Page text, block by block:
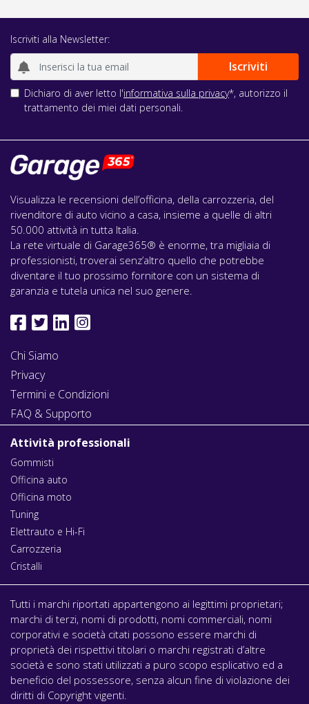
Iscriviti alla Newsletter:
Dichiaro di aver letto l'informativa sulla privacy*, autorizzo il
trattamento dei miei dati personali.
Visualizza le recensioni dell’officina, della carrozzeria, del
rivenditore di auto vicino a casa, insieme a quelle di altri
50.000 attività in tutta Italia.
La rete virtuale di Garage365® è enorme, tra migliaia di
professionisti, troverai senz’altro quello che potrebbe
diventare il tuo prossimo fornitore con un sistema di
garanzia e tutela unica nel suo genere.
Chi Siamo
Privacy
Termini e Condizioni
FAQ & Supporto
Attività professionali
Gommisti
Officina auto
Officina moto
Tuning
Elettrauto e Hi-Fi
Carrozzeria
Cristalli
Tutti i marchi riportati appartengono ai legittimi proprietari;
marchi di terzi, nomi di prodotti, nomi commerciali, nomi
corporativi e società citati possono essere marchi di
proprietà dei rispettivi titolari o marchi registrati d’altre
società e sono stati utilizzati a puro scopo esplicativo ed a
beneficio del possessore, senza alcun fine di violazione dei
diritti di Copyright vigenti.